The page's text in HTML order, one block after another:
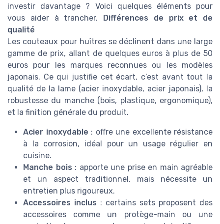
investir davantage ? Voici quelques éléments pour
vous aider à trancher.
Différences de prix et de
qualité
Les couteaux pour huîtres se déclinent dans une large
gamme de prix, allant de quelques euros à plus de 50
euros pour les marques reconnues ou les modèles
japonais. Ce qui justifie cet écart, c’est avant tout la
qualité de la lame (acier inoxydable, acier japonais), la
robustesse du manche (bois, plastique, ergonomique),
et la finition générale du produit.
Acier inoxydable : offre une excellente résistance
à la corrosion, idéal pour un usage régulier en
cuisine.
Manche bois : apporte une prise en main agréable
et un aspect traditionnel, mais nécessite un
entretien plus rigoureux.
Accessoires inclus : certains sets proposent des
accessoires comme un protège-main ou une